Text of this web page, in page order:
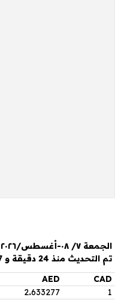
الجمعة ٧/ ٠٨-أغسطس/٢٠٢٦
تم التحديث منذ 24 دقيقة و 7 ثانية
CAD
AED
1
2.633277